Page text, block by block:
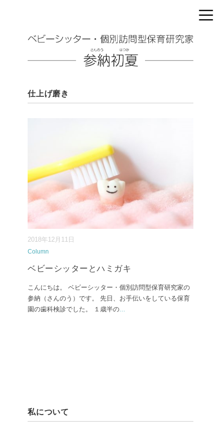
仕上げ磨き
2018年12月11日
Column
ベビーシッターとハミガキ
こんにちは。 ベビーシッター・個別訪問型保育研究家の
参納（さんのう）です。 先日、お手伝いをしている保育
園の歯科検診でした。 １歳半の...
私について